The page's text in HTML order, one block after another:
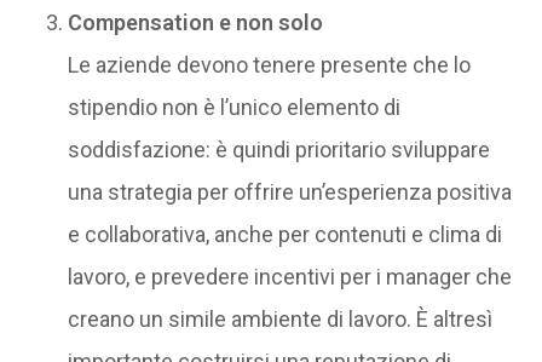
Compensation e non solo
Le aziende devono tenere presente che lo
stipendio non è l’unico elemento di
soddisfazione: è quindi prioritario sviluppare
una strategia per offrire un’esperienza positiva
e collaborativa, anche per contenuti e clima di
lavoro, e prevedere incentivi per i manager che
creano un simile ambiente di lavoro. È altresì